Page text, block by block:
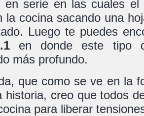
en serie en las cuales
la cocina sacando una
Luego te puedes
en donde este tipo
más profundo.
que como se ve en la
historia, creo que todos
para liberar